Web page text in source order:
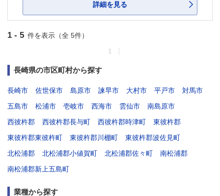
詳細を見る
1 - 5 件を表示（全 5件）
1
長崎県の市区町村から探す
長崎市 佐世保市 島原市 諫早市 大村市 平戸市
対馬市
五島市
松浦市 壱岐市 西海市 雲仙市
南島原市
西彼杵郡
西彼杵郡長与町 西彼杵郡時津町
東彼杵郡
東彼杵郡東彼杵町
東彼杵郡川棚町
東彼杵郡波佐見町
北松浦郡
北松浦郡小値賀町 北松浦郡佐々町
南松浦郡
南松浦郡新上五島町
業種から探す